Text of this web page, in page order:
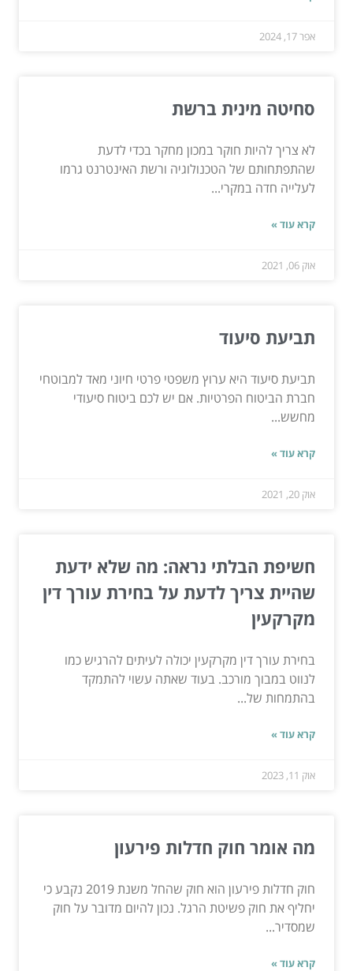
אפר 17, 2024
סחיטה מינית ברשת
לא צריך להיות חוקר במכון מחקר בכדי לדעת
שהתפתחותם של הטכנולוגיה ורשת האינטרנט גרמו
לעלייה חדה במקרי...
קרא עוד »
אוק 06, 2021
תביעת סיעוד
תביעת סיעוד היא ערוץ משפטי פרטי חיוני מאד למבוטחי
חברת הביטוח הפרטיות. אם יש לכם ביטוח סיעודי
מחשש...
קרא עוד »
אוק 20, 2021
חשיפת הבלתי נראה: מה שלא ידעת
שהיית צריך לדעת על בחירת עורך דין
מקרקעין
בחירת עורך דין מקרקעין יכולה לעיתים להרגיש כמו
לנווט במבוך מורכב. בעוד שאתה עשוי להתמקד
בהתמחות של...
קרא עוד »
אוק 11, 2023
מה אומר חוק חדלות פירעון
חוק חדלות פירעון הוא חוק שהחל משנת 2019 נקבע כי
יחליף את חוק פשיטת הרגל. נכון להיום מדובר על חוק
שמסדיר...
קרא עוד »